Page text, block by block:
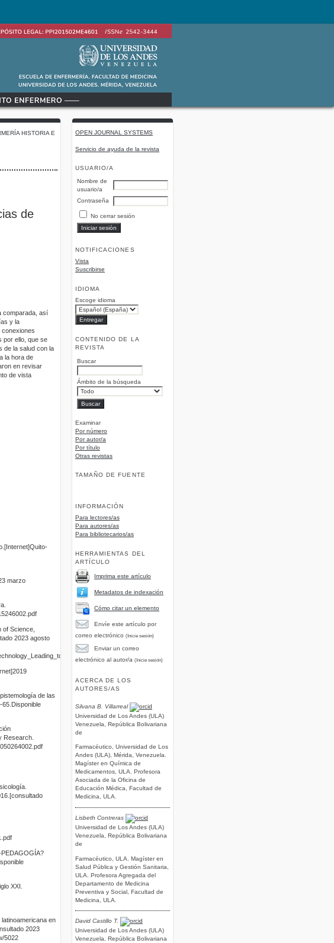
OPEN JOURNAL SYSTEMS
Servicio de ayuda de la revista
USUARIO/A
Nombre de
usuario/a
Contraseña
No cerrar sesión
NOTIFICACIONES
Vista
Suscribirse
IDIOMA
Escoge idioma
CONTENIDO DE LA
REVISTA
Buscar
Ámbito de la búsqueda
Examinar
Por número
Por autor/a
Por título
Otras revistas
TAMAÑO DE FUENTE
INFORMACIÓN
Para lectores/as
Para autores/as
Para bibliotecarios/as
HERRAMIENTAS DEL
ARTÍCULO
Imprima este artículo
Metadatos de indexación
Cómo citar un elemento
Envíe este artículo por
correo electrónico (Inicie sesión)
Enviar un correo
electrónico al autor/a (Inicie sesión)
ACERCA DE LOS
AUTORES/AS
Silvana B. Villarreal
Universidad de Los Andes (ULA)
Venezuela, República Bolivariana
de
Farmacéutico, Universidad de Los
Andes (ULA), Mérida, Venezuela.
Magíster en Química de
Medicamentos, ULA. Profesora
Asociada de la Oficina de
Educación Médica, Facultad de
Medicina, ULA.
Lisbeth Contreras
Universidad de Los Andes (ULA)
Venezuela, República Bolivariana
de
Farmacéutico, ULA. Magíster en
Salud Pública y Gestión Sanitaria,
ULA. Profesora Agregada del
Departamento de Medicina
Preventiva y Social, Facultad de
Medicina, ULA.
David Castillo T.
Universidad de Los Andes (ULA)
Venezuela, República Bolivariana
HISTORIA E
de
comparada, así
y la
conexiones
por ello, que se
de la salud con la
la hora de
en revisar
de vista
marzo
of Science,
2023 agosto
de las
Research.
XXI.
en
2023
5022